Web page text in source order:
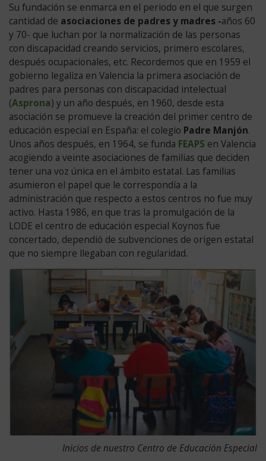
Educación.
1977
KOYNOS
1975
P.
FCO.
ESTEVE
1974
APROSDECO
1975
Instituto
Nacional
de
Educación
Especial.
1978
Plan
Nacional
para
la
Constitución
Española.
1990
Declaración
Todos.
Su fundación se enmarca en el periodo en el que surgen
cantidad de asociaciones de padres y madres -años 60
y 70- que luchan por la normalización de las personas
con discapacidad creando servicios, primero escolares,
después ocupacionales, etc. Recordemos que en 1959 el
gobierno legaliza en Valencia la primera asociación de
padres para personas con discapacidad intelectual
(Asprona) y un año después, en 1960, desde esta
asociación se promueve la creación del primer centro de
educación especial en España: el colegio Padre Manjón.
Unos años después, en 1964, se funda FEAPS en Valencia
acogiendo a veinte asociaciones de familias que deciden
tener una voz única en el ámbito estatal. Las familias
asumieron el papel que le correspondía a la
administración que respecto a estos centros no fue muy
activo. Hasta 1986, en que tras la promulgación de la
LODE el centro de educación especial Koynos fue
concertado, dependió de subvenciones de origen estatal
que no siempre llegaban con regularidad.
Inicios de nuestro Centro de Educación Especial